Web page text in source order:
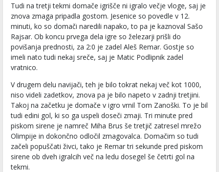
Tudi na tretji tekmi domače igrišče ni igralo večje vloge, saj je
znova zmaga pripadla gostom. Jesenice so povedle v 12.
minuti, ko so domači naredili napako, to pa je kaznoval Sašo
Rajsar. Ob koncu prvega dela igre so železarji prišli do
povišanja prednosti, za 2:0 je zadel Aleš Remar. Gostje so
imeli nato tudi nekaj sreče, saj je Matic Podlipnik zadel
vratnico.
V drugem delu navijači, teh je bilo tokrat nekaj več kot 1000,
niso videli zadetkov, znova pa je bilo napeto v zadnji tretjini.
Takoj na začetku je domače v igro vrnil Tom Zanoški. To je bil
tudi edini gol, ki so ga uspeli doseči zmaji. Tri minute pred
piskom sirene je namreč Miha Brus še tretjič zatresel mrežo
Olimpije in dokončno odločil zmagovalca. Domačim so tudi
začeli popuščati živci, tako je Remar tri sekunde pred piskom
sirene ob dveh igralcih več na ledu dosegel še četrti gol na
tekmi.